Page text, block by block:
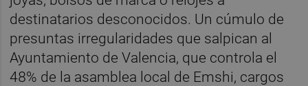
destinatarios desconocidos. Un cúmulo de
presuntas irregularidades que salpican al
Ayuntamiento de Valencia, que controla el
48% de la asamblea local de Emshi, cargos